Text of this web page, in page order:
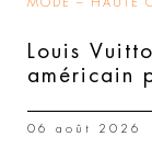
MODE – HAUTE
Louis
américain
06 août 2026